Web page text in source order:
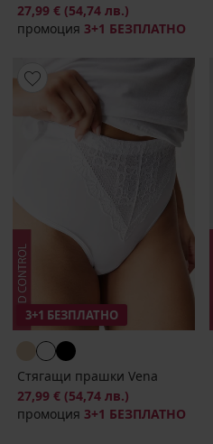
27,99 € (54,74 лв.)
промоция 3+1 БЕЗПЛАТНО
3+1 БЕЗПЛАТНО
Стягащи прашки Vena
27,99 € (54,74 лв.)
промоция 3+1 БЕЗПЛАТНО